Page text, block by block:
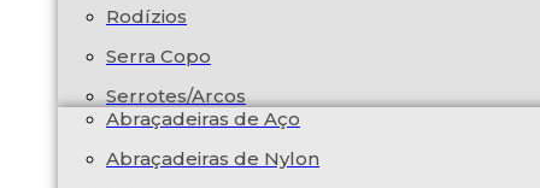
Rodízios
Serra Copo
Serrotes/Arcos
Abraçadeiras de Aço
Abraçadeiras de Nylon